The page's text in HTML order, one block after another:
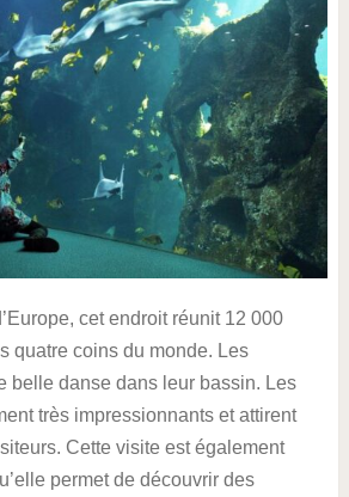
cet endroit réunit 12 000
quatre coins du monde. Les
belle danse dans leur bassin. Les
très impressionnants et attirent
Cette visite est également
permet de découvrir des